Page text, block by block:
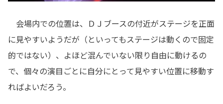
会場内での位置は、ＤＪブースの付近がステージを正面
に見やすいようだが（といってもステージは動くので固定
的ではない）、よほど混んでいない限り自由に動けるの
で、個々の演目ごとに自分にとって見やすい位置に移動す
ればよいだろう。